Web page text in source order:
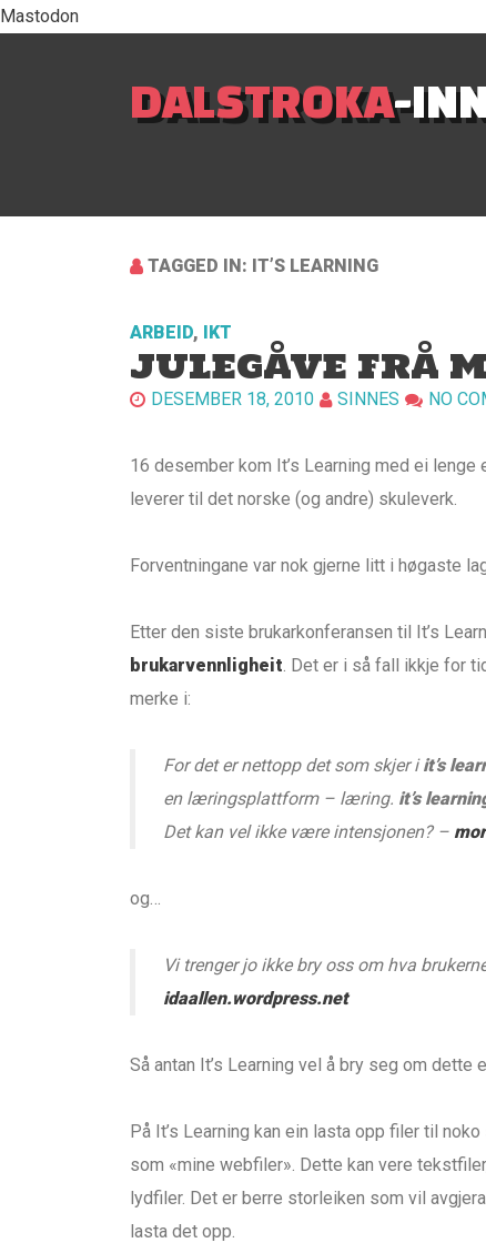
Mastodon
DALSTROKA-
TAGGED IN: IT’S LEARNING
ARBEID, IKT
JULEGÅVE FRÅ
DESEMBER 18, 2010 SINNES NO
16 desember kom It’s Learning med ei
leverer til det norske (og andre) skuleverk.
Forventningane var nok gjerne litt i høgaste
Etter den siste brukarkonferansen til It’s
brukarvennligheit. Det er i så fall ikkje for
merke i:
For det er nettopp det som skjer iit’s
en læringsplattform – læring. it’s
Det kan vel ikke være intensjonen? –
og…
Vi trenger jo ikke bry oss om hva
idaallen.wordpress.net
Så antan It’s Learning vel å bry seg om
På It’s Learning kan ein lasta opp filer til
som «mine webfiler». Dette kan vere
lydfiler. Det er berre storleiken som vil
lasta det opp.